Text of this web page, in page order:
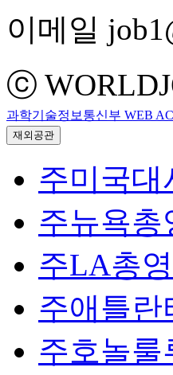
이메일
ⓒ
과학기술정보통신부 WEB
재외공관
주미국대
주뉴욕총
주LA총
주애틀란
주호놀룰